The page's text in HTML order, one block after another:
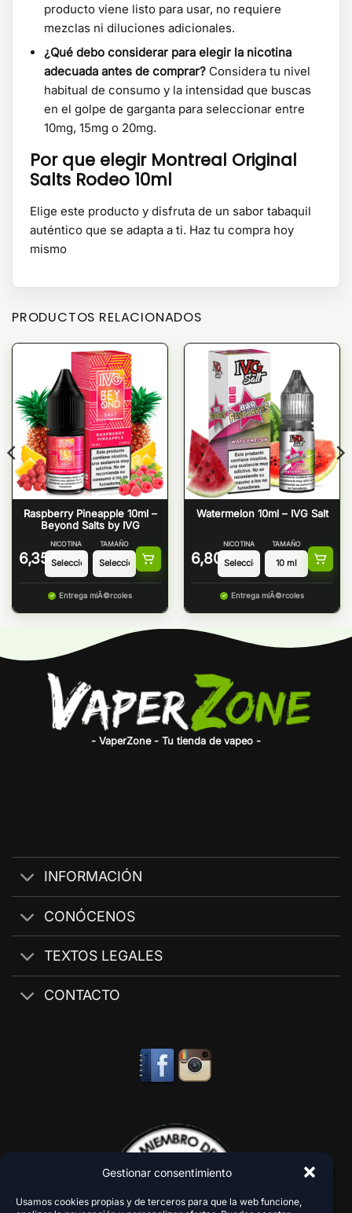
Gestionar consentimiento
Usamos cookies propias y de terceros para que la web funcione,
producto viene listo para usar, no requiere
mezclas ni diluciones adicionales.
¿Qué debo considerar para elegir la nicotina
adecuada antes de comprar? Considera tu nivel
habitual de consumo y la intensidad que buscas
en el golpe de garganta para seleccionar entre
10mg, 15mg o 20mg.
Por que elegir Montreal Original
Salts Rodeo 10ml
Elige este producto y disfruta de un sabor tabaquil
auténtico que se adapta a ti. Haz tu compra hoy
mismo
PRODUCTOS RELACIONADOS
Raspberry Pineapple 10ml –
Beyond Salts by IVG
6,35 €
NICOTINA TAMAÑO
Entrega miÃ©rcoles
Watermelon 10ml – IVG Salt
6,80 €
NICOTINA TAMAÑO
Entrega miÃ©rcoles
- VaperZone - Tu tienda de vapeo -
INFORMACIÓN
CONÓCENOS
TEXTOS LEGALES
CONTACTO